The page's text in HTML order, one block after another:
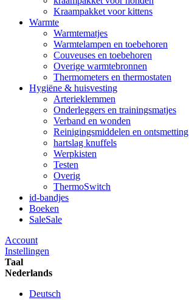
Kraampakket voor kittens
Warmte
Warmtematjes
Warmtelampen en toebehoren
Couveuses en toebehoren
Overige warmtebronnen
Thermometers en thermostaten
Hygiëne & huisvesting
Arterieklemmen
Onderleggers en trainingsmatjes
Verband en wonden
Reinigingsmiddelen en ontsmetting
hartslag knuffels
Werpkisten
Testen
Overig
ThermoSwitch
id-bandjes
Boeken
SaleSale
Account
Instellingen
Taal
Nederlands
Deutsch